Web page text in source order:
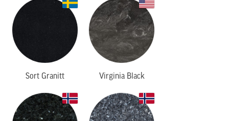
Sort Granitt Virginia Black